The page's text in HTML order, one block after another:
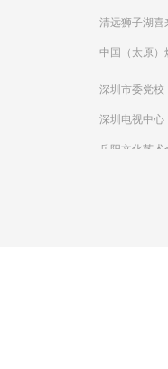
清远狮子湖喜
中国（太原）
深圳市委党校
深圳电视中心
岳阳文化艺术